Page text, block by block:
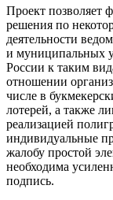
Проект позволяет
решения по
деятельности
и муниципальных
России к таким
отношении
числе в
лотерей, а также
реализацией
индивидуальные
жалобу простой
необходима
подпись.